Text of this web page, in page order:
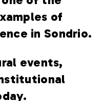
of
in Sondrio.
events,